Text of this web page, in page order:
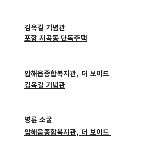
포항 지곡동 단독주택
김옥길 기념관
압해읍종합복지관, 더 보이드
김옥길 기념관
압해읍종합복지관, 더 보이드
명륜 소굴